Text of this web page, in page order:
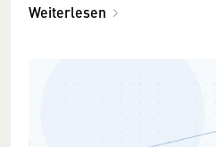
Weiterlesen